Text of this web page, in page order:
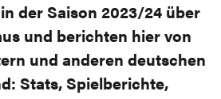
der Saison 2023/24 über
und berichten hier von
und anderen deutschen
Stats, Spielberichte,